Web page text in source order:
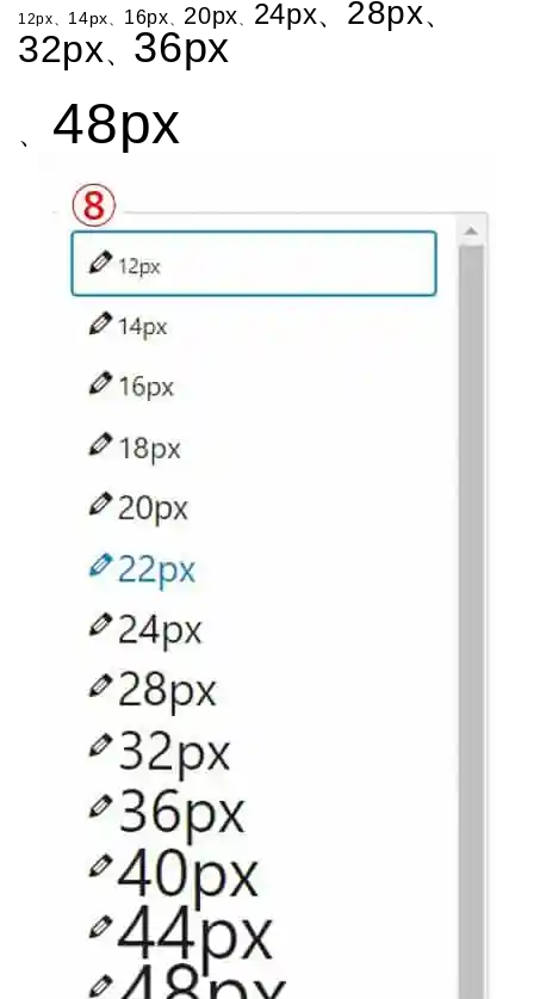
12px、 14px、 16px、 20px、 24px、 28px、
32px、 36px
、 48px